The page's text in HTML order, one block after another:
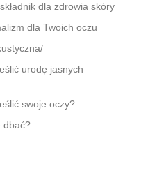
dla zdrowia skóry
dla Twoich oczu
urodę jasnych
swoje oczy?
dbać?